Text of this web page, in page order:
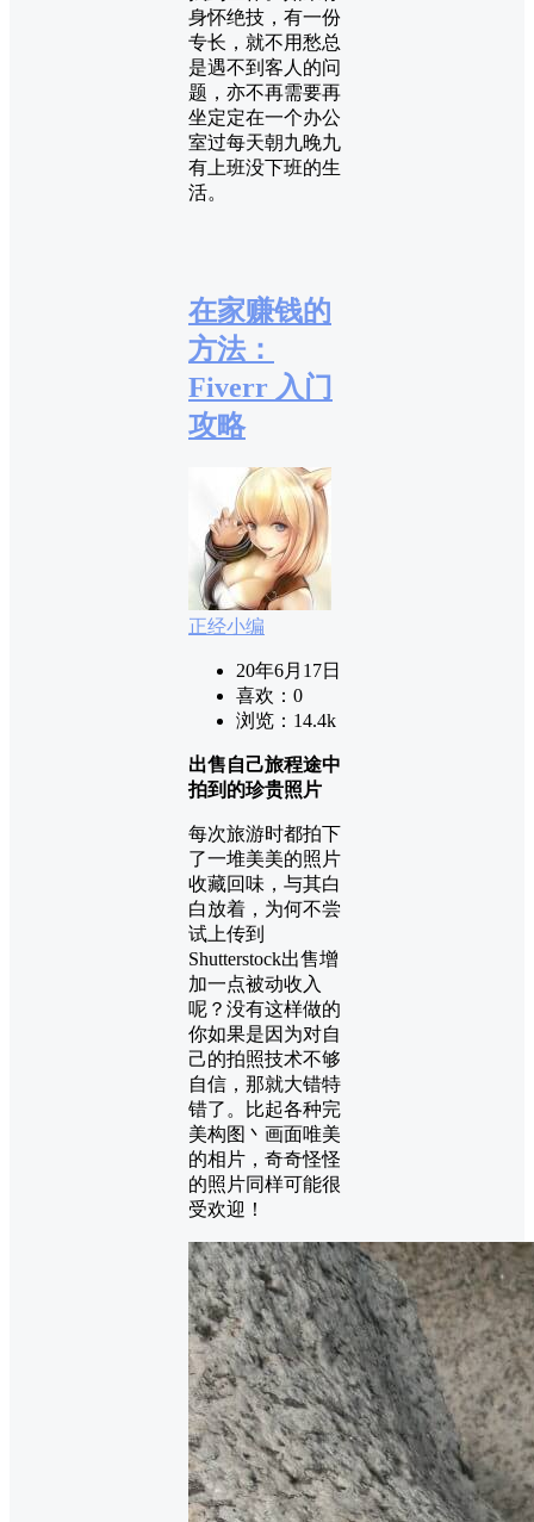
身怀绝技，有一份
专长，就不用愁总
是遇不到客人的问
题，亦不再需要再
坐定定在一个办公
室过每天朝九晚九
有上班没下班的生
活。
在家赚钱的
方法：
Fiverr 入门
攻略
正经小编
20年6月17日
喜欢： 0
浏览： 14.4k
出售自己旅程途中
拍到的珍贵照片
每次旅游时都拍下
了一堆美美的照片
收藏回味，与其白
白放着，为何不尝
试上传到
Shutterstock出售增
加一点被动收入
呢？没有这样做的
你如果是因为对自
己的拍照技术不够
自信，那就大错特
错了。比起各种完
美构图丶画面唯美
的相片，奇奇怪怪
的照片同样可能很
受欢迎！